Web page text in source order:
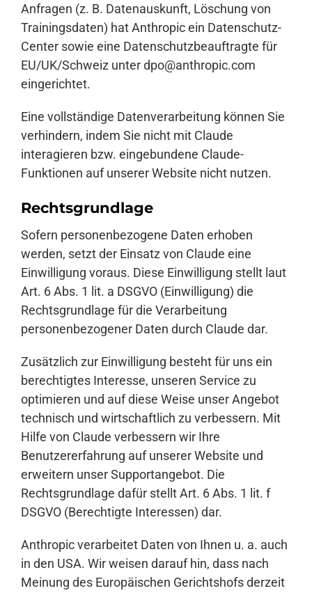
Anfragen (z. B. Datenauskunft, Löschung von
Trainingsdaten) hat Anthropic ein Datenschutz-
Center sowie eine Datenschutzbeauftragte für
EU/UK/Schweiz unterdpo@anthropic.com
eingerichtet.
Eine vollständige Datenverarbeitung können Sie
verhindern, indem Sie nicht mit Claude
interagieren bzw. eingebundene Claude-
Funktionen auf unserer Website nicht nutzen.
Rechtsgrundlage
Sofern personenbezogene Daten erhoben
werden, setzt der Einsatz von Claude eine
Einwilligung voraus. Diese Einwilligung stellt laut
Art. 6 Abs. 1 lit. a DSGVO (Einwilligung) die
Rechtsgrundlage für die Verarbeitung
personenbezogener Daten durch Claude dar.
Zusätzlich zur Einwilligung besteht für uns ein
berechtigtes Interesse, unseren Service zu
optimieren und auf diese Weise unser Angebot
technisch und wirtschaftlich zu verbessern. Mit
Hilfe von Claude verbessern wir Ihre
Benutzererfahrung auf unserer Website und
erweitern unser Supportangebot. Die
Rechtsgrundlage dafür stellt Art. 6 Abs. 1 lit. f
DSGVO (Berechtigte Interessen) dar.
Anthropic verarbeitet Daten von Ihnen u. a. auch
in den USA. Wir weisen darauf hin, dass nach
Meinung des Europäischen Gerichtshofs derzeit